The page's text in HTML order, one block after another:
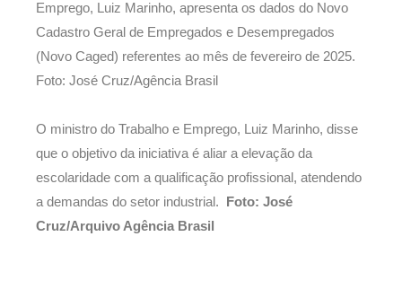
O ministro do Trabalho e Emprego, Luiz Marinho, disse
que o objetivo da iniciativa é aliar a elevação da
escolaridade com a qualificação profissional, atendendo
a demandas do setor industrial.
Foto: José
Cruz/Arquivo Agência Brasil